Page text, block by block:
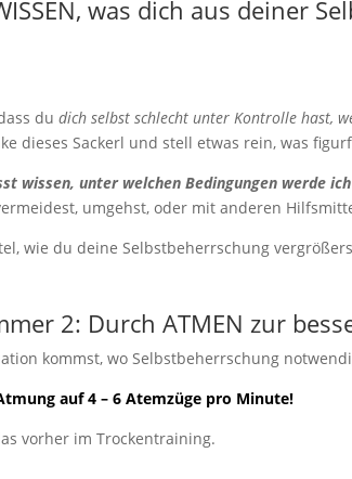
was dich aus deiner
dudich selbst schlecht unter Kontrolle hast,
dieses Sackerl und stell etwas rein, was
wissen, unter welchen Bedingungen werde
umgehst, oder mit anderen
wie du deine Selbstbeherrschung
2: Durch ATMEN zur
kommst, wo Selbstbeherrschung
auf 4 – 6 Atemzüge pro Minute!
vorher im Trockentraining.